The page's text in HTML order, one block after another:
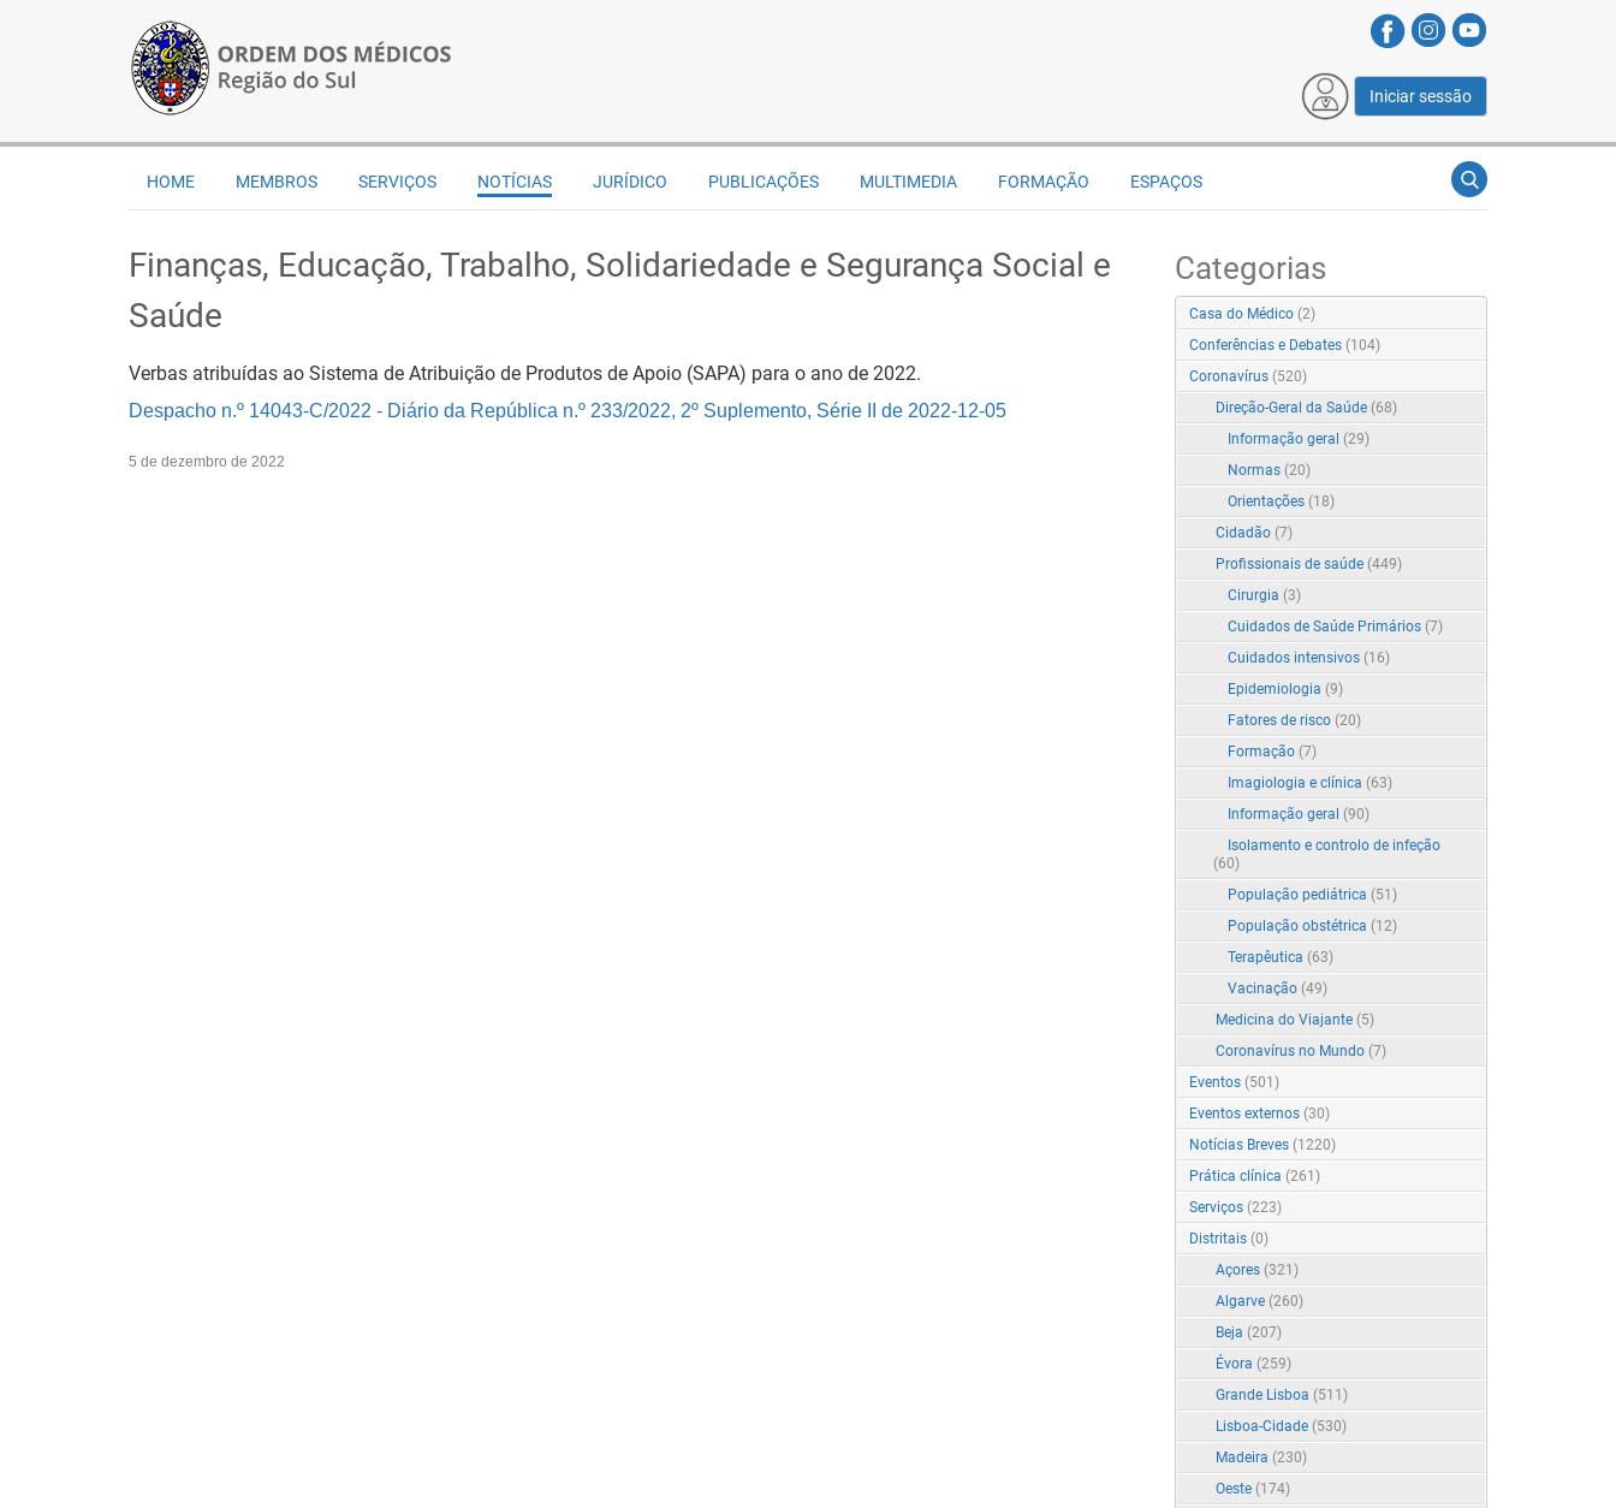
Iniciar sessão
HOME MEMBROS SERVIÇOS NOTÍCIAS JURÍDICO PUBLICAÇÕES MULTIMEDIA FORMAÇÃO ESPAÇOS
Finanças, Educação, Trabalho, Solidariedade e Segurança Social e
Saúde
Verbas atribuídas ao Sistema de Atribuição de Produtos de Apoio (SAPA) para o ano de 2022.
Despacho n.º 14043-C/2022 - Diário da República n.º 233/2022, 2º Suplemento, Série II de 2022-12-05
5 de dezembro de 2022
Categorias
Casa do Médico (2)
Conferências e Debates (104)
Coronavírus (520)
Direção-Geral da Saúde (68)
Informação geral (29)
Normas (20)
Orientações (18)
Cidadão (7)
Profissionais de saúde (449)
Cirurgia (3)
Cuidados de Saúde Primários (7)
Cuidados intensivos (16)
Epidemiologia (9)
Fatores de risco (20)
Formação (7)
Imagiologia e clínica (63)
Informação geral (90)
Isolamento e controlo de infeção
(60)
População pediátrica (51)
População obstétrica (12)
Terapêutica (63)
Vacinação (49)
Medicina do Viajante (5)
Coronavírus no Mundo (7)
Eventos (501)
Eventos externos (30)
Notícias Breves (1220)
Prática clínica (261)
Serviços (223)
Distritais (0)
Açores (321)
Algarve (260)
Beja (207)
Évora (259)
Grande Lisboa (511)
Lisboa-Cidade (530)
Madeira (230)
Oeste (174)